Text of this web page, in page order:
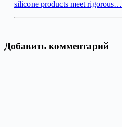
silicone products meet rigorous…
Добавить комментарий